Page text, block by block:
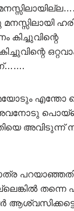
കിച്ചുവിന്റെ
അവിടുന്ന്
തന്നെ